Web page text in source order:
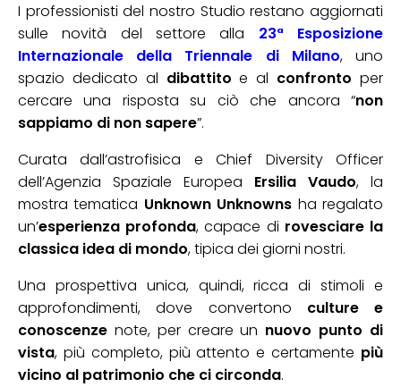
I professionisti del nostro Studio restano aggiornati
sulle novità del settore alla 23ª Esposizione
Internazionale della Triennale di Milano, uno
spazio dedicato al dibattito e al confronto per
cercare una risposta su ciò che ancora “non
sappiamo di non sapere”.
Curata dall’astrofisica e Chief Diversity Officer
dell’Agenzia Spaziale Europea Ersilia Vaudo, la
mostra tematica Unknown Unknowns ha regalato
un’esperienza profonda, capace di rovesciare la
classica idea di mondo, tipica dei giorni nostri.
Una prospettiva unica, quindi, ricca di stimoli e
approfondimenti, dove convertono culture e
conoscenze note, per creare un nuovo punto di
vista, più completo, più attento e certamente più
vicino al patrimonio che ci circonda.